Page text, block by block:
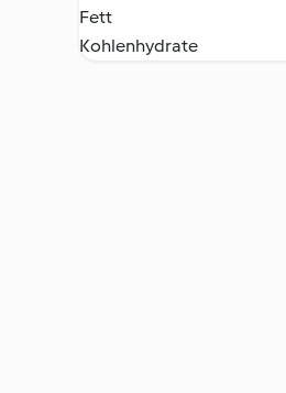
Fett
Kohlenhydrate